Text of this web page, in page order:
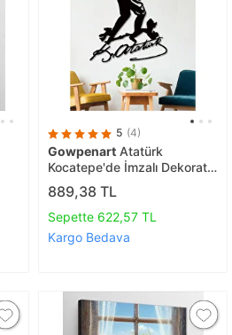
5 (4)
Gowpenart Atatürk
Kocatepe'de İmzalı Dekoratif
Siyah Metal Duvar Tablosu
1,5 Mm Kalınlık
889,38 TL
Sepette 622,57 TL
Kargo Bedava